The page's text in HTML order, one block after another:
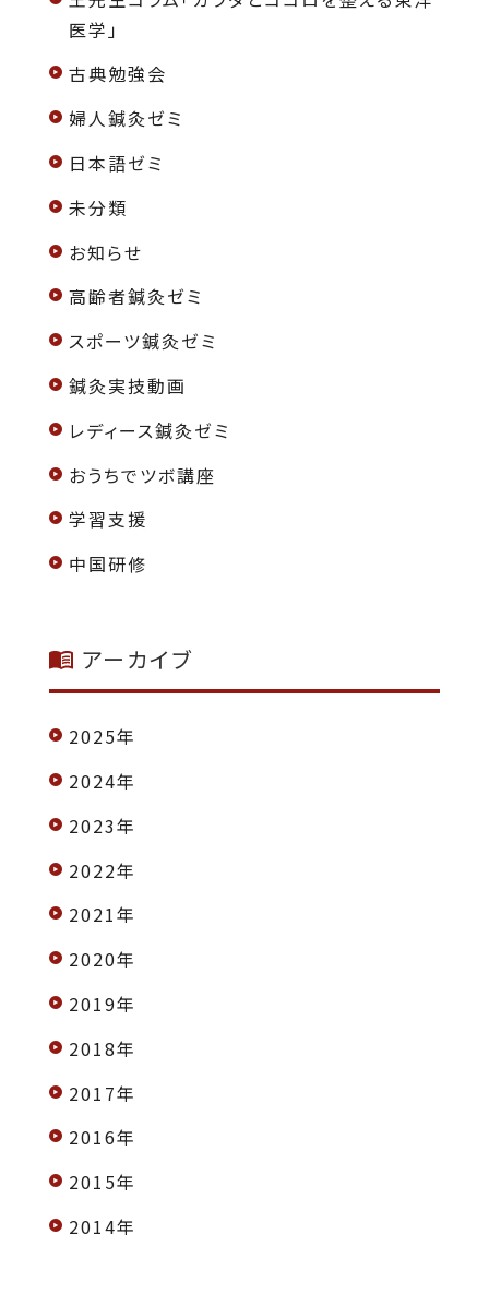
医学」
古典勉強会
婦人鍼灸ゼミ
日本語ゼミ
未分類
お知らせ
高齢者鍼灸ゼミ
スポーツ鍼灸ゼミ
鍼灸実技動画
レディース鍼灸ゼミ
おうちでツボ講座
学習支援
中国研修
アーカイブ
2025年
2024年
2023年
2022年
2021年
2020年
2019年
2018年
2017年
2016年
2015年
2014年